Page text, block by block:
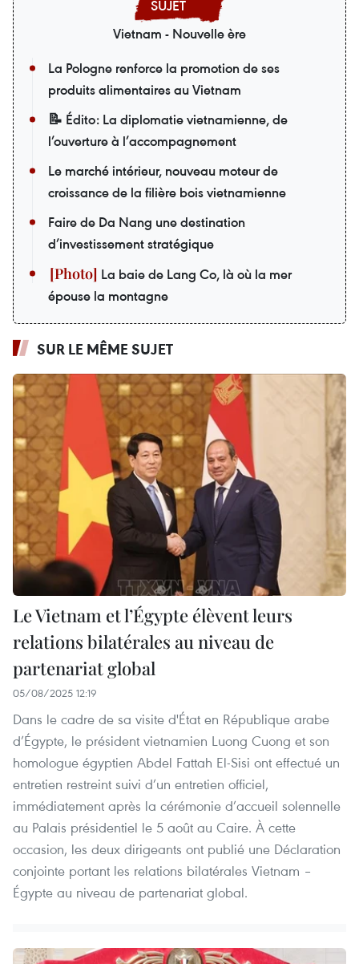
Vietnam - Nouvelle ère
La Pologne renforce la promotion de ses
produits alimentaires au Vietnam
📝 Édito: La diplomatie vietnamienne, de
l’ouverture à l’accompagnement
Le marché intérieur, nouveau moteur de
croissance de la filière bois vietnamienne
Faire de Da Nang une destination
d’investissement stratégique
La baie de Lang Co, là où la mer
épouse la montagne
SUR LE MÊME SUJET
Le Vietnam et l’Égypte élèvent leurs
relations bilatérales au niveau de
partenariat global
05/08/2025 12:19
Dans le cadre de sa visite d'État en République arabe
d’Égypte, le président vietnamien Luong Cuong et son
homologue égyptien Abdel Fattah El-Sisi ont effectué un
entretien restreint suivi d’un entretien officiel,
immédiatement après la cérémonie d’accueil solennelle
au Palais présidentiel le 5 août au Caire. À cette
occasion, les deux dirigeants ont publié une Déclaration
conjointe portant les relations bilatérales Vietnam –
Égypte au niveau de partenariat global.